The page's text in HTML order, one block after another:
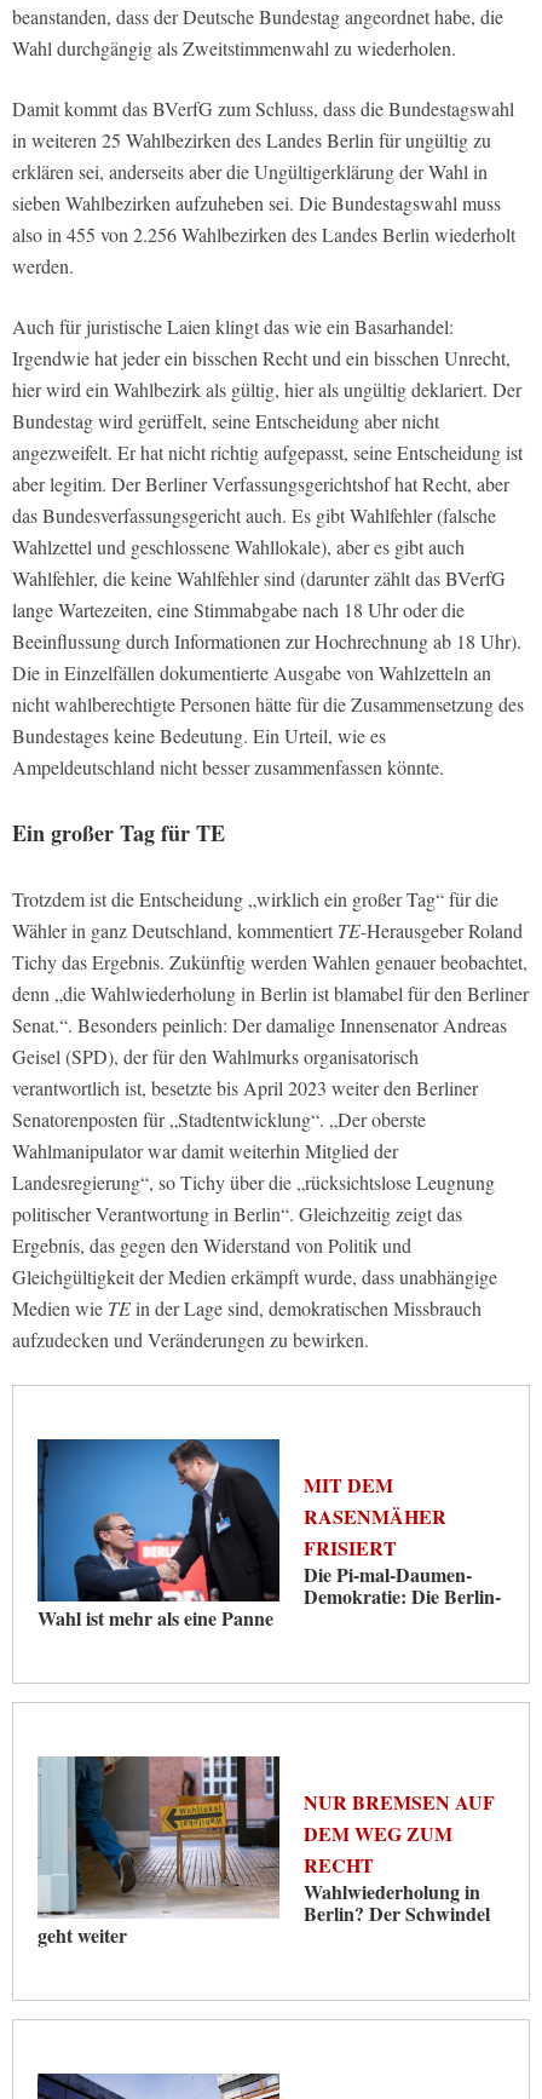
beanstanden, dass der Deutsche Bundestag angeordnet habe, die
Wahl durchgängig als Zweitstimmenwahl zu wiederholen.
Damit kommt das BVerfG zum Schluss, dass die Bundestagswahl
in weiteren 25 Wahlbezirken des Landes Berlin für ungültig zu
erklären sei, anderseits aber die Ungültigerklärung der Wahl in
sieben Wahlbezirken aufzuheben sei. Die Bundestagswahl muss
also in 455 von 2.256 Wahlbezirken des Landes Berlin wiederholt
werden.
Auch für juristische Laien klingt das wie ein Basarhandel:
Irgendwie hat jeder ein bisschen Recht und ein bisschen Unrecht,
hier wird ein Wahlbezirk als gültig, hier als ungültig deklariert. Der
Bundestag wird gerüffelt, seine Entscheidung aber nicht
angezweifelt. Er hat nicht richtig aufgepasst, seine Entscheidung ist
aber legitim. Der Berliner Verfassungsgerichtshof hat Recht, aber
das Bundesverfassungsgericht auch. Es gibt Wahlfehler (falsche
Wahlzettel und geschlossene Wahllokale), aber es gibt auch
Wahlfehler, die keine Wahlfehler sind (darunter zählt das BVerfG
lange Wartezeiten, eine Stimmabgabe nach 18 Uhr oder die
Beeinflussung durch Informationen zur Hochrechnung ab 18 Uhr).
Die in Einzelfällen dokumentierte Ausgabe von Wahlzetteln an
nicht wahlberechtigte Personen hätte für die Zusammensetzung des
Bundestages keine Bedeutung. Ein Urteil, wie es
Ampeldeutschland nicht besser zusammenfassen könnte.
Ein großer Tag fürTE
Trotzdem ist die Entscheidung „wirklich ein großer Tag“ für die
Wähler in ganz Deutschland, kommentiert TE-Herausgeber Roland
Tichy das Ergebnis. Zukünftig werden Wahlen genauer beobachtet,
denn „die Wahlwiederholung in Berlin ist blamabel für den Berliner
Senat.“. Besonders peinlich: Der damalige Innensenator Andreas
Geisel (SPD), der für den Wahlmurks organisatorisch
verantwortlich ist, besetzte bis April 2023 weiter den Berliner
Senatorenposten für „Stadtentwicklung“. „Der oberste
Wahlmanipulator war damit weiterhin Mitglied der
Landesregierung“, so Tichy über die „rücksichtslose Leugnung
politischer Verantwortung in Berlin“. Gleichzeitig zeigt das
Ergebnis, das gegen den Widerstand von Politik und
Gleichgültigkeit der Medien erkämpft wurde, dass unabhängige
Medien wie TEin der Lage sind, demokratischen Missbrauch
aufzudecken und Veränderungen zu bewirken.
MIT DEM
RASENMÄHER
FRISIERT
Die Pi-mal-Daumen-
Demokratie: Die Berlin-
Wahl ist mehr als eine Panne
NUR BREMSEN AUF
DEM WEG ZUM
RECHT
Wahlwiederholung in
Berlin? Der Schwindel
geht weiter